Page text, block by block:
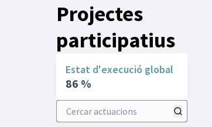
Projectes
participatius
Estat d'execució global
86 %
Cercar actuacions